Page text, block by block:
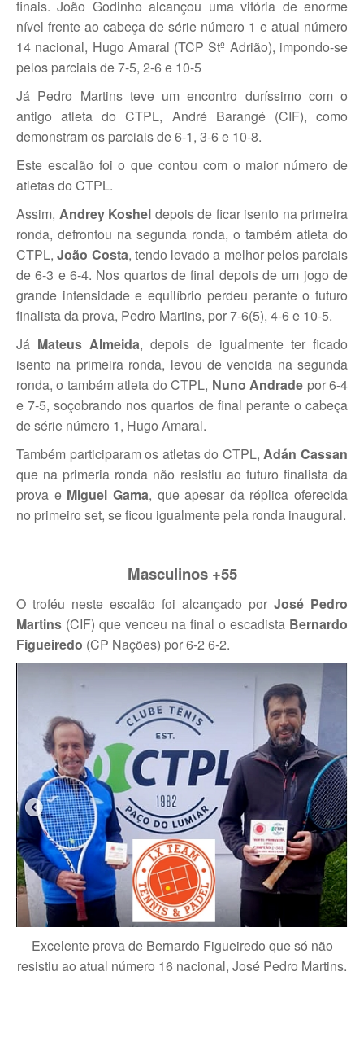
Torneio Raqueta por um Sorriso
Masters Torneio Escada
Inter-Clubes +35
Galeria 2012
Lumiar Kids Open XI
Galeria 2011
Inter-Clubes Seniores
Masters Torneio Escada
Torneio Raqueta por um Sorriso
Contactos
Mapa do Site
Clube Ténis Paço do Lumiar
Escola de Ténis e Centro de Treino
finais. João Godinho alcançou uma vitória de enorme
nível frente ao cabeça de série número 1 e atual número
14 nacional, Hugo Amaral (TCP Stº Adrião), impondo-se
pelos parciais de 7-5, 2-6 e 10-5
Já Pedro Martins teve um encontro duríssimo com o
antigo atleta do CTPL, André Barangé (CIF), como
demonstram os parciais de 6-1, 3-6 e 10-8.
Este escalão foi o que contou com o maior número de
atletas do CTPL.
Assim, Andrey Koshel depois de ficar isento na primeira
ronda, defrontou na segunda ronda, o também atleta do
CTPL,João Costa, tendo levado a melhor pelos parciais
de 6-3 e 6-4. Nos quartos de final depois de um jogo de
grande intensidade e equilíbrio perdeu perante o futuro
finalista da prova, Pedro Martins, por 7-6(5), 4-6 e 10-5.
Já Mateus Almeida, depois de igualmente ter ficado
isento na primeira ronda, levou de vencida na segunda
ronda, o também atleta do CTPL, Nuno Andrade por 6-4
e 7-5, soçobrando nos quartos de final perante o cabeça
de série número 1, Hugo Amaral.
Também participaram os atletas do CTPL,Adán Cassan
que na primeria ronda não resistiu ao futuro finalista da
prova e Miguel Gama, que apesar da réplica oferecida
no primeiro set, se ficou igualmente pela ronda inaugural.
Masculinos +55
O troféu neste escalão foi alcançado por José Pedro
Martins (CIF) que venceu na final o escadista Bernardo
Figueiredo (CP Nações) por 6-2 6-2.
Excelente prova de Bernardo Figueiredo que só não
resistiu ao atual número 16 nacional, José Pedro Martins.